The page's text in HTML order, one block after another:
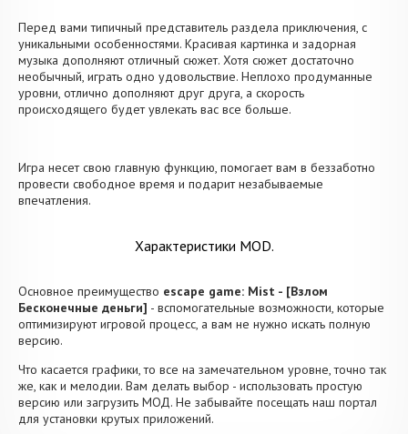
Перед вами типичный представитель раздела приключения, с
уникальными особенностями. Красивая картинка и задорная
музыка дополняют отличный сюжет. Хотя сюжет достаточно
необычный, играть одно удовольствие. Неплохо продуманные
уровни, отлично дополняют друг друга, а скорость
происходящего будет увлекать вас все больше.
Игра несет свою главную функцию, помогает вам в беззаботно
провести свободное время и подарит незабываемые
впечатления.
Характеристики MOD.
Основное преимущество escape game: Mist - [Взлом
Бесконечные деньги] - вспомогательные возможности, которые
оптимизируют игровой процесс, а вам не нужно искать полную
версию.
Что касается графики, то все на замечательном уровне, точно так
же, как и мелодии. Вам делать выбор - использовать простую
версию или загрузить МОД. Не забывайте посещать наш портал
для установки крутых приложений.